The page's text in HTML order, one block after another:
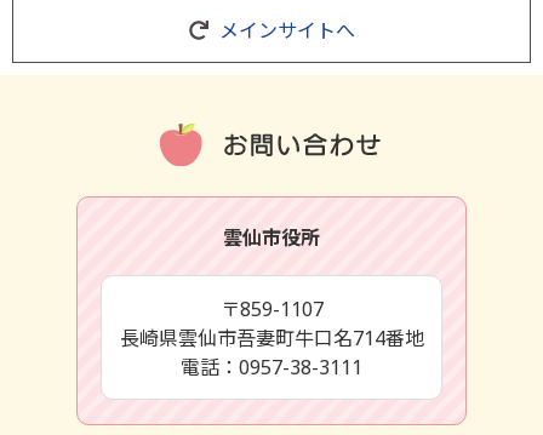
メインサイトへ
雲仙市役所
〒859-1107
長崎県雲仙市吾妻町牛口名714番地
電話：0957-38-3111